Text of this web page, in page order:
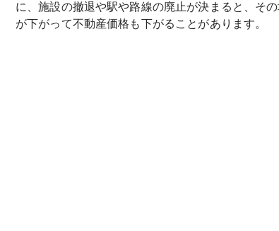
に、施設の撤退や駅や路線の廃止が決まると、そ
が下がって不動産価格も下がることがあります。